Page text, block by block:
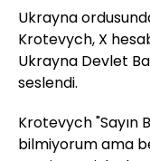
Ukrayna
Krotevych, X
Ukrayna Devlet
seslendi.
Krotevych "Sayın
bilmiyorum ama